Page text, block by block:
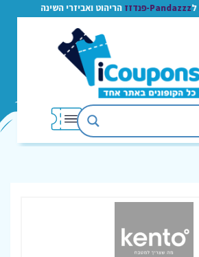
Pandazzz-פנדזז הריהוט ואביזרי השינה